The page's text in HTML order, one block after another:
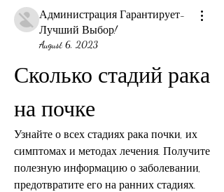
Администрация Гарантирует-
Лучший Выбор!
August 6, 2023
Сколько стадий рака
на почке
Узнайте о всех стадиях рака почки, их
симптомах и методах лечения. Получите
полезную информацию о заболевании,
предотвратите его на ранних стадиях.